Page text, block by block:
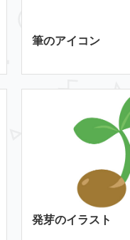
筆のアイコン
発芽のイラスト